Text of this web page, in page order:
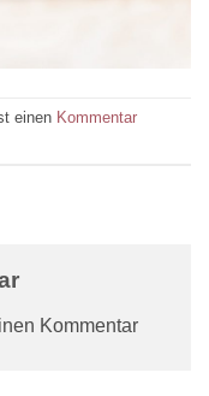
einen Kommentar
Kommentar